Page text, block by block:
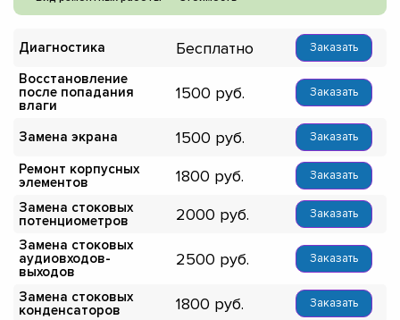
Диагностика Бесплатно Заказать
Восстановление
после попадания
влаги
1500 Заказать
Замена экрана 1500 Заказать
Ремонт корпусных
элементов
1800 Заказать
Замена стоковых
потенциометров
2000 Заказать
Замена стоковых
аудиовходов-
выходов
2500 Заказать
Замена стоковых
конденсаторов
1800 Заказать